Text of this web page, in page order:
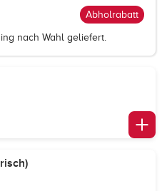
Abholrabatt
nach Wahl geliefert.